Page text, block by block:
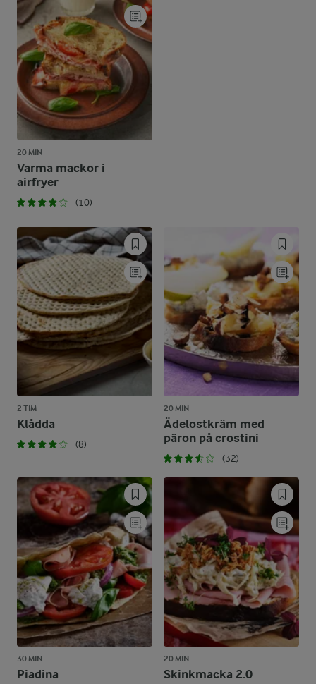
20 MIN
Varma mackor i
airfryer
(10)
2 TIM
Klådda
(8)
20 MIN
Ädelostkräm med
päron på crostini
(32)
30 MIN
Piadina
20 MIN
Skinkmacka 2.0